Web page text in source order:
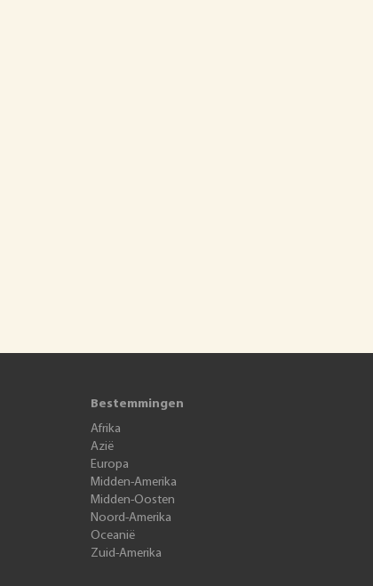
Bestemmingen
Afrika
Azië
Europa
Midden-Amerika
Midden-Oosten
Noord-Amerika
Oceanië
Zuid-Amerika